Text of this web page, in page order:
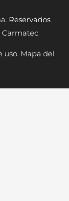
Reservados
Carmatec
uso.Mapa del